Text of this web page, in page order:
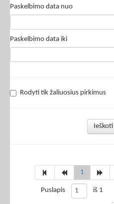
Paskelbimo data nuo
Paskelbimo data iki
Rodyti tik žaliuosius pirkimus
Ieškoti
1
Puslapis iš 1